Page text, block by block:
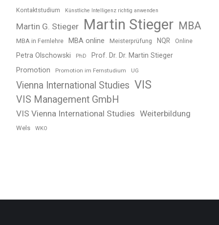
Kontaktstudium Künstliche Intelligenz richtig anwenden
Martin G. Stieger Martin Stieger MBA
MBA in Fernlehre MBA online Meisterprüfung NQR Online
Petra Olschowski PhD Prof. Dr. Dr. Martin Stieger
Promotion Promotion im Fernstudium UG
Vienna International Studies VIS
VIS Management GmbH
VIS Vienna International Studies Weiterbildung
Wels WKO